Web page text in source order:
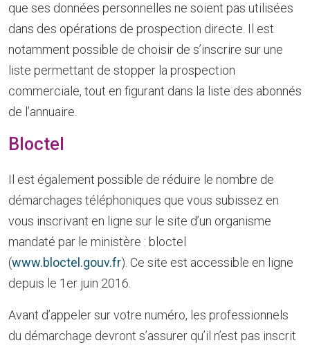
que ses données personnelles ne soient pas utilisées
dans des opérations de prospection directe. Il est
notamment possible de choisir de s’inscrire sur une
liste permettant de stopper la prospection
commerciale, tout en figurant dans la liste des abonnés
de l’annuaire.
Bloctel
Il est également possible de réduire le nombre de
démarchages téléphoniques que vous subissez en
vous inscrivant en ligne sur le site d’un organisme
mandaté par le ministère : bloctel
(www.bloctel.gouv.fr). Ce site est accessible en ligne
depuis le 1er juin 2016.
Avant d’appeler sur votre numéro, les professionnels
du démarchage devront s’assurer qu’il n’est pas inscrit